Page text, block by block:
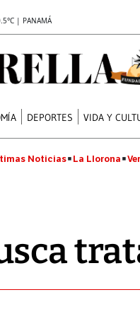
| PANAMÁ
DEPORTES VIDA Y
Noticias La Llorona